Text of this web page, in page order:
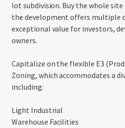
lot subdivision. Buy the whole
the development offers multiple
exceptional value for investors,
owners.
Capitalize on the flexible E3
Zoning, which accommodates a
including:
Light Industrial
Warehouse Facilities